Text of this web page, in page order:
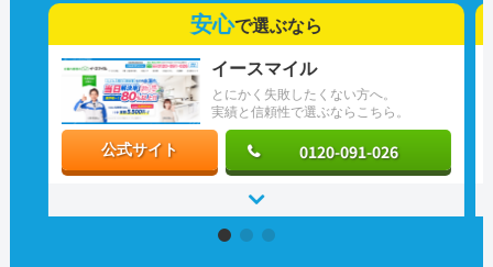
安心で選ぶなら
とにかく失敗したくない方へ。
実績と信頼性で選ぶならこちら。
イースマイル
公式サイト 0120-091-026